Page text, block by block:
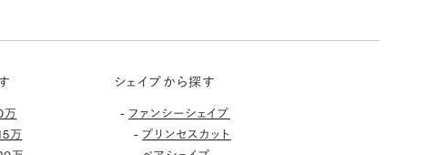
万
万
シェイプから探す
- ファンシーシェイプ
- プリンセスカット